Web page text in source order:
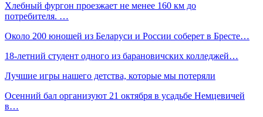
Хлебный фургон проезжает не менее 160 км до
потребителя. …
Около 200 юношей из Беларуси и России соберет в Бресте…
18-летний студент одного из барановичских колледжей…
Лучшие игры нашего детства, которые мы потеряли
Осенний бал организуют 21 октября в усадьбе Немцевичей
в…